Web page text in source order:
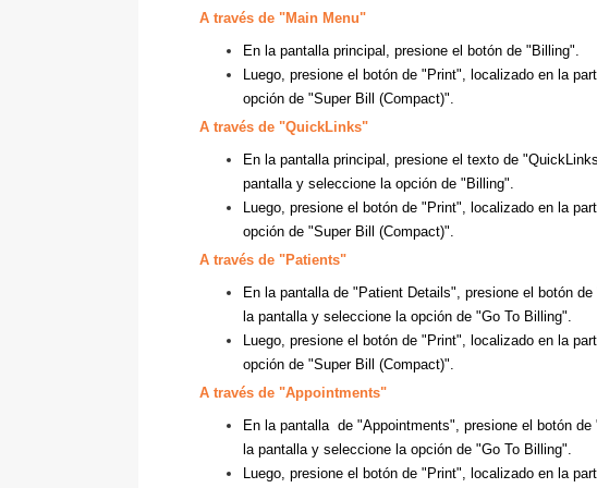
A través de "Main Menu"
En la pantalla principal, presione el botón de "Billing".
Luego, presione el botón de "Print", localizado en la
opción de "Super Bill (Compact)".
A través de "QuickLinks"
En la pantalla principal, presione el texto de
pantalla y seleccione la opción de "Billing".
Luego, presione el botón de "Print", localizado en la
opción de "Super Bill (Compact)".
A través de "Patients"
En la pantalla de "Patient Details", presione el botón
la pantalla y seleccione la opción de "Go To Billing".
Luego, presione el botón de "Print", localizado en la
opción de "Super Bill (Compact)".
A través de "Appointments"
En la pantalla de "Appointments", presione el botón
la pantalla y seleccione la opción de "Go To Billing".
Luego, presione el botón de "Print", localizado en la